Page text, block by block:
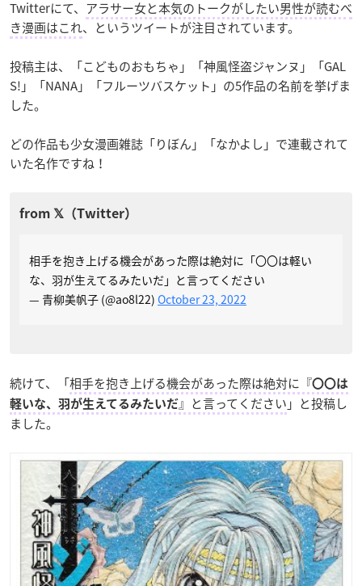
Twitterにて、 アラサー女と本気のトークがしたい男性が読むべ
き漫画はこれ、というツイートが注目されています。
投稿主は、「こどものおもちゃ」「神風怪盗ジャンヌ」「GAL
S!」「NANA」「フルーツバスケット」の5作品の名前を挙げま
した。
どの作品も少女漫画雑誌「りぼん」「なかよし」で連載されて
いた名作ですね！
相手を抱き上げる機会があった際は絶対に「〇〇は軽い
な、羽が生えてるみたいだ」と言ってください
— 青柳美帆子 (@ao8l22) October 23, 2022
続けて、「相手を抱き上げる機会があった際は絶対に『〇〇は
軽いな、羽が生えてるみたいだ』と言ってください 」と投稿し
ました。